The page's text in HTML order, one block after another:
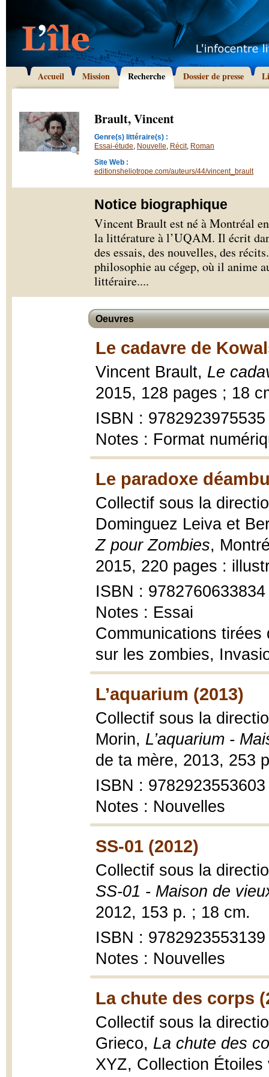
Accueil Mission Recherche Dossier de presse
Brault, Vincent
Genre(s) littéraire(s) :
Essai-étude, Nouvelle, Récit, Roman
Site Web :
editionsheliotrope.com/auteurs/44/vincent_brault
Notice biographique
Vincent Brault est né à Montréal
la littérature à l’UQAM. Il écrit
des essais, des nouvelles, des
philosophie au cégep, où il anime
littéraire....
Oeuvres
Le cadavre de
Vincent Brault, Le
2015, 128 pages ; 18
ISBN : 9782923975535
Notes : Format
Le paradoxe
Collectif sous la
Dominguez Leiva et
Z pour Zombies,
2015, 220 pages :
ISBN : 9782760633834
Notes : Essai
Communications
sur les zombies,
L’aquarium (2013)
Collectif sous la
Morin, L’aquarium -
de ta mère, 2013, 253
ISBN : 9782923553603
Notes : Nouvelles
SS-01 (2012)
Collectif sous la
SS-01 - Maison de
2012, 153 p. ; 18 cm.
ISBN : 9782923553139
Notes : Nouvelles
La chute des corps
Collectif sous la
Grieco, La chute des
XYZ, Collection